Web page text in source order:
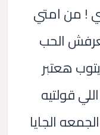
! من امتي
الحب
هعتبر
قولتيه
الجايا